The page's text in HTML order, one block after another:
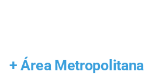
+ Área Metropolitana